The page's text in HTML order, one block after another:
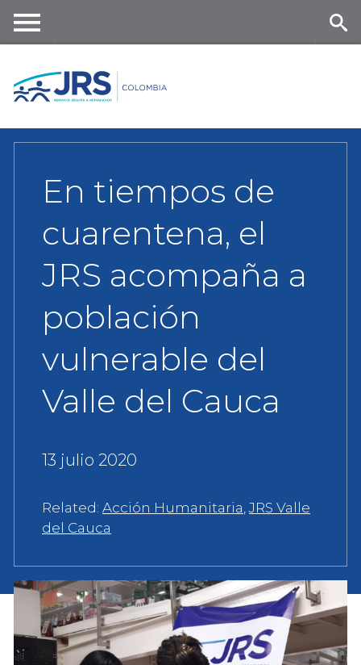
content
nu
En tiempos de
cuarentena, el
JRS acompaña a
población
vulnerable del
Valle del Cauca
13 julio 2020
Related: Acción Humanitaria,JRS Valle
del Cauca